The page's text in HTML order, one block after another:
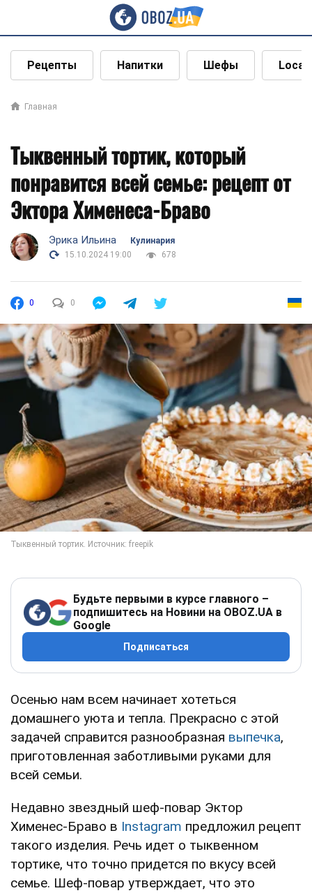
Рецепты Напитки Шефы Local
Главная
Тыквенный тортик, который
понравится всей семье: рецепт от
Эктора Хименеса-Браво
Эрика Ильина
Кулинария
15.10.2024 19:00
678
0 0
Будьте первыми в курсе главного –
подпишитесь на Новини на OBOZ.UA в
Google
Подписаться
Осенью нам всем начинает хотеться
домашнего уюта и тепла. Прекрасно с этой
задачей справится разнообразная выпечка,
приготовленная заботливыми руками для
всей семьи.
Недавно звездный шеф-повар Эктор
Хименес-Браво в Instagram предложил рецепт
такого изделия. Речь идет о тыквенном
тортике, что точно придется по вкусу всей
семье. Шеф-повар утверждает, что это